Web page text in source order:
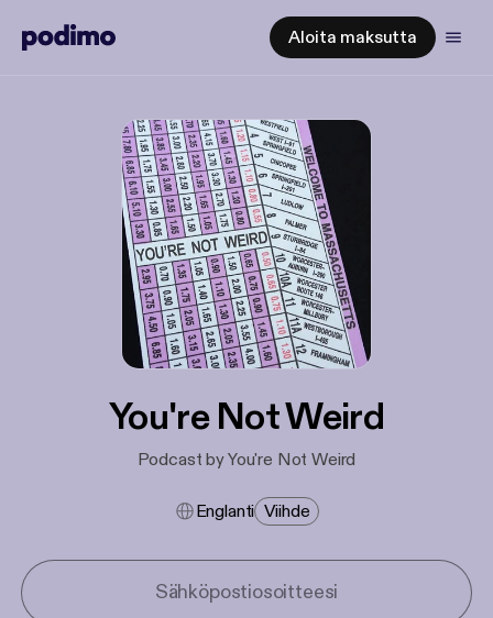
Aloita maksutta
You're Not Weird
Podcast by You're Not Weird
Englanti Viihde